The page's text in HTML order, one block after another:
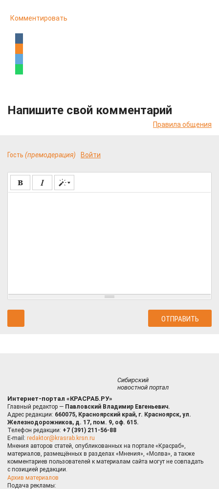
Комментировать
Напишите свой комментарий
Правила общения
Гость (премодерация) Войти
Сибирский
новостной портал
Интернет-портал «КРАСРАБ.РУ»
Главный редактор — Павловский Владимир Евгеньевич.
Адрес редакции: 660075, Красноярский край, г. Красноярск, ул.
Железнодорожников, д. 17, пом. 9, оф. 615.
Телефон редакции: +7 (391) 211-56-88
E-mail: redaktor@krasrab.krsn.ru
Мнения авторов статей, опубликованных на портале «Красраб»,
материалов, размещённых в разделах «Мнения», «Молва», а также
комментариев пользователей к материалам сайта могут не совпадать
с позицией редакции.
Архив материалов
Подача рекламы: